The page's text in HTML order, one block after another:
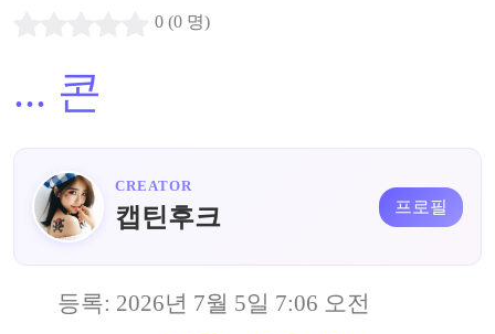
0 (0 명)
... 콘
CREATOR
캡틴후크 프로필
등록: 2026년 7월 5일 7:06 오전